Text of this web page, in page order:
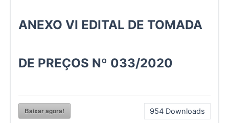
ANEXO VI EDITAL DE TOMADA
DE PREÇOS Nº 033/2020
Baixar agora! 954 Downloads